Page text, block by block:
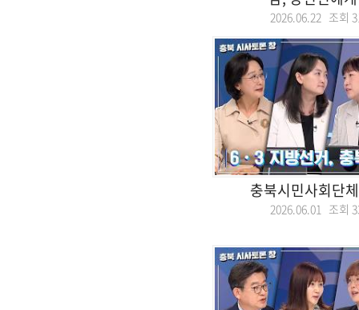
2026.06.22 조회
충북시민사회단
2026.06.01 조회